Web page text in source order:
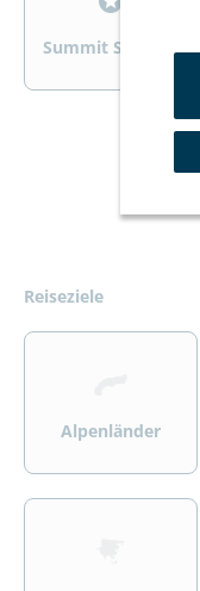
Summit Specials
Reiseziele
>
Alpenländer
>